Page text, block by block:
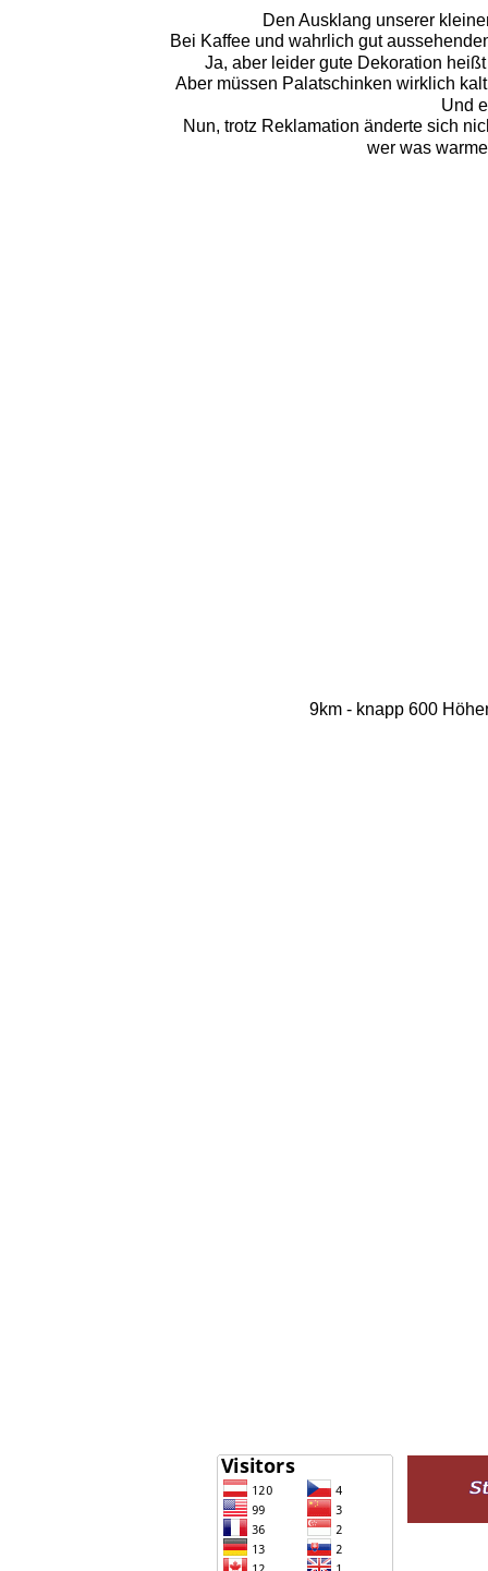
Den Ausklang unserer
Bei Kaffee und wahrlich gut
Ja, aber leider gute Dekoration
Aber müssen Palatschinken wirklich
Und
Nun, trotz Reklamation änderte sich
wer was
9km - knapp 600